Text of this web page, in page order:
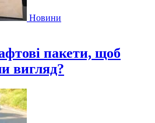
Новини
пакети, щоб
вигляд?